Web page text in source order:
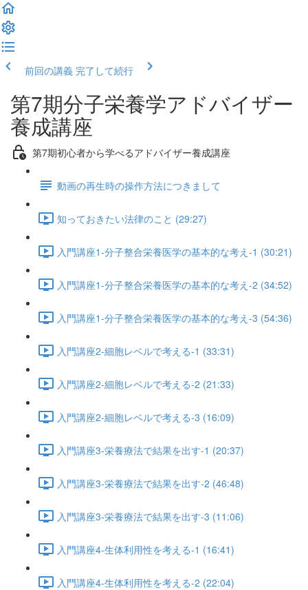
前回の講義 完了して続行
第7期分子栄養学アドバイザー
養成講座
第7期初心者から学べるアドバイザー養成講座
動画の再生時の操作方法につきまして
知っておきたい法律のこと (29:27)
入門講座1-分子整合栄養医学の基本的な考え-1 (30:21)
入門講座1-分子整合栄養医学の基本的な考え-2 (34:52)
入門講座1-分子整合栄養医学の基本的な考え-3 (54:36)
入門講座2-細胞レベルで考える-1 (33:31)
入門講座2-細胞レベルで考える-2 (21:33)
入門講座2-細胞レベルで考える-3 (16:09)
入門講座3-栄養療法で結果を出す-1 (20:37)
入門講座3-栄養療法で結果を出す-2 (46:48)
入門講座3-栄養療法で結果を出す-3 (11:06)
入門講座4-生体利用性を考える-1 (16:41)
入門講座4-生体利用性を考える-2 (22:04)